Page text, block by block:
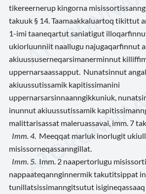
tikereernerup kingorna
takuuk § 14. Taamaakkaluartoq tikittut
1-imi taaneqartut saniatigut
ukiorluunniit naallugu najugaqarfinnut
akiuussuserneqarsimanerminnut
uppernarsaassapput. Nunatsinnut
akiuussutissamik kapitissimanini
uppernarsarsinnaanngikkuniuk,
inunnut akiuussutissamik
malittarisassat maleruassavai, imm. 7
Imm. 4. Meeqqat marluk inorlugit
misissorneqassanngillat.
Imm. 5. Imm. 2 naapertorlugu
nappaateqannginnermik takutitsippat
tunillatsissimanngitsutut